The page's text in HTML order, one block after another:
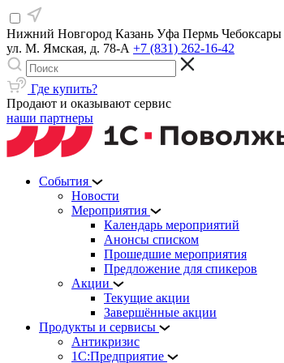
Нижний Новгород Казань Уфа Пермь Чебоксары
ул. М. Ямская, д. 78-А +7 (831) 262-16-42
Где купить?
Продают и оказывают сервис
наши партнеры
События
Новости
Мероприятия
Календарь мероприятий
Анонсы списком
Прошедшие мероприятия
Предложение для спикеров
Акции
Текущие акции
Завершённые акции
Продукты и сервисы
Антикризис
1С:Предприятие